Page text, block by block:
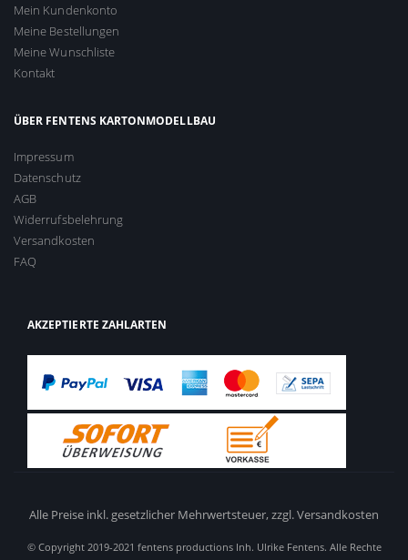
Mein Kundenkonto
Meine Bestellungen
Meine Wunschliste
Kontakt
ÜBER FENTENS KARTONMODELLBAU
Impressum
Datenschutz
AGB
Widerrufsbelehrung
Versandkosten
FAQ
AKZEPTIERTE ZAHLARTEN
Alle Preise inkl. gesetzlicher Mehrwertsteuer,zzgl. Versandkosten
© Copyright 2019-2021 fentens productions Inh. Ulrike Fentens. Alle Rechte